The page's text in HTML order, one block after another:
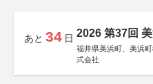
あと 34 日 2026 第37回
福井県美浜町、美浜
式会社